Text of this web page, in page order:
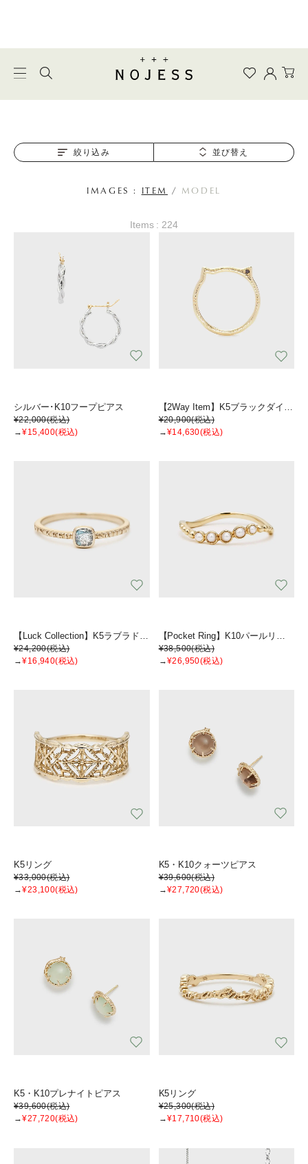
絞り込み 並び替え
IMAGES : ITEM / MODEL
Items : 224
シルバー･K10フープピアス
¥22,000(税込)
→¥15,400(税込)
¥20,900(税込)
→¥14,630(税込)
¥24,200(税込)
→¥16,940(税込)
¥38,500(税込)
→¥26,950(税込)
K5リング
¥33,000(税込)
→¥23,100(税込)
K5・K10クォーツピアス
¥39,600(税込)
→¥27,720(税込)
K5・K10プレナイトピアス
¥39,600(税込)
→¥27,720(税込)
K5リング
¥25,300(税込)
→¥17,710(税込)